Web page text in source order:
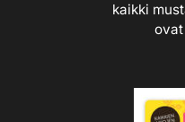
kaikki
ovat